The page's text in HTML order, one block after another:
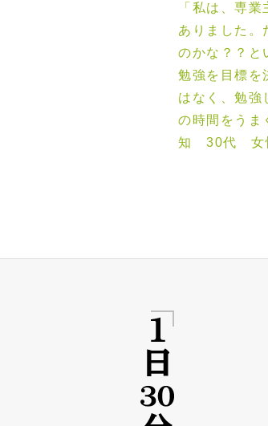
「私は、専
ありました。
のかな？？と
勉強を目標を
はなく、勉強
の時間をう
知 30代 女